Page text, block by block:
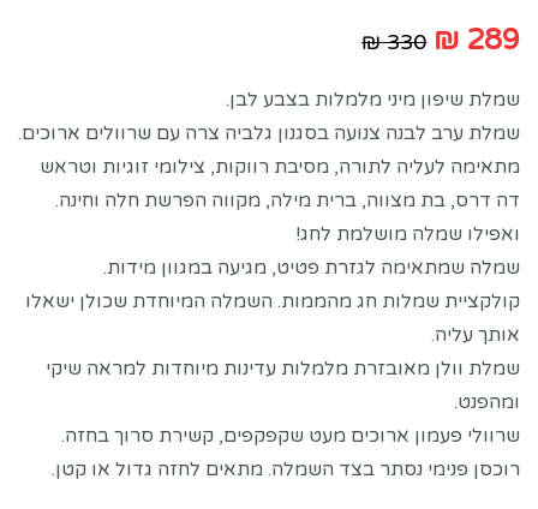
₪330 ₪ 289
שמלת שיפון מיני מלמלות בצבע לבן.
שמלת ערב לבנה צנועה בסגנון גלביה צרה עם שרוולים ארוכים.
מתאימה לעליה לתורה, מסיבת רווקות, צילומי זוגיות וטראש
דה דרס, בת מצווה, ברית מילה, מקווה הפרשת חלה וחינה.
ואפילו שמלה מושלמת לחג!
שמלה שמתאימה לגזרת פטיט, מגיעה במגוון מידות.
קולקציית שמלות חג מהממות. השמלה המיוחדת שכולן ישאלו
אותך עליה.
שמלת וולן מאובזרת מלמלות עדינות מיוחדות למראה שיקי
ומהפנט.
שרוולי פעמון ארוכים מעט שקפקפים, קשירת סרוך בחזה.
רוכסן פנימי נסתר בצד השמלה. מתאים לחזה גדול או קטן.